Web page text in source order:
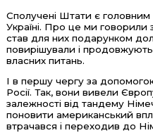
Сполучені Штати є головним
Україні. Про це ми говорили
став для них подарунком
повирішували і продовжують
власних питань.
І в першу чергу за
Росії. Так, вони вивели
залежності від тандему
поновити американський
втрачався і переходив до